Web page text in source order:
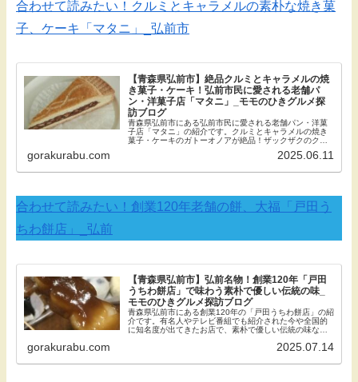
合わせて読みたい！クルミとキャラメルの素朴な焼き菓
子、ケーキ「マタニ」_弘前市
【青森県弘前市】絶品クルミとキャラメルの焼
き菓子・ケーキ！弘前市民に愛される老舗パ
ン・洋菓子店「マタニ」_モモのひきグルメ探
訪ブログ
青森県弘前市にある弘前市民に愛される老舗パン・洋菓
子店「マタニ」の紹介です。クルミとキャラメルの焼き
菓子・ケーキのガトーオノアが絶品！ザックザクのクッ
ティータイムにもおすすめです！_モモのひきグルメ探訪
gorakurabu.com 2025.06.11
合わせて読みたい！創業120年老舗の餅、大福「戸田う
ちわ餅店」_弘前
【青森県弘前市】弘前名物！創業120年「戸田
うちわ餅店」で味わう素朴で優しい伝統の味_
モモのひきグルメ探訪ブログ
青森県弘前市にある創業120年の「戸田うちわ餅店」の紹
介です。有名人やテレビ番組でも紹介された今や全国的
に知名度が出てきたお店で、素朴で優しい伝統の味なが
gorakurabu.com 2025.07.14